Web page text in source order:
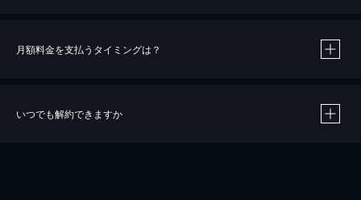
※40％ポイント還元の対象は、クレジットカード決済による作品の購入 / レンタルです。
iOSアプリのUコイン決済による作品の購入 / レンタルは、20％のポイント還元です。
月額料金を支払うタイミングは？
いつでも解約できますか